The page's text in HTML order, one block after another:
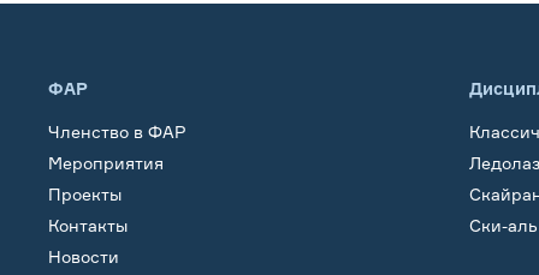
ФАР
Членство в ФАР
Мероприятия
Проекты
Контакты
Новости
Ски-